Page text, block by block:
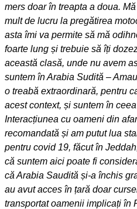
mers doar în treapta a doua.
mult de lucru la pregătirea
asta îmi va permite să mă
foarte lung și trebuie să îți
această clasă, unde nu avem
suntem în Arabia Sudită –
o treabă extraordinară, pentru
acest context, și suntem în
Interacțiunea cu oameni din
recomandată și am putut lua
pentru covid 19, făcut în
că suntem aici poate fi
că Arabia Saudită și-a închis
au avut acces în țară doar
transportat oamenii implicați în